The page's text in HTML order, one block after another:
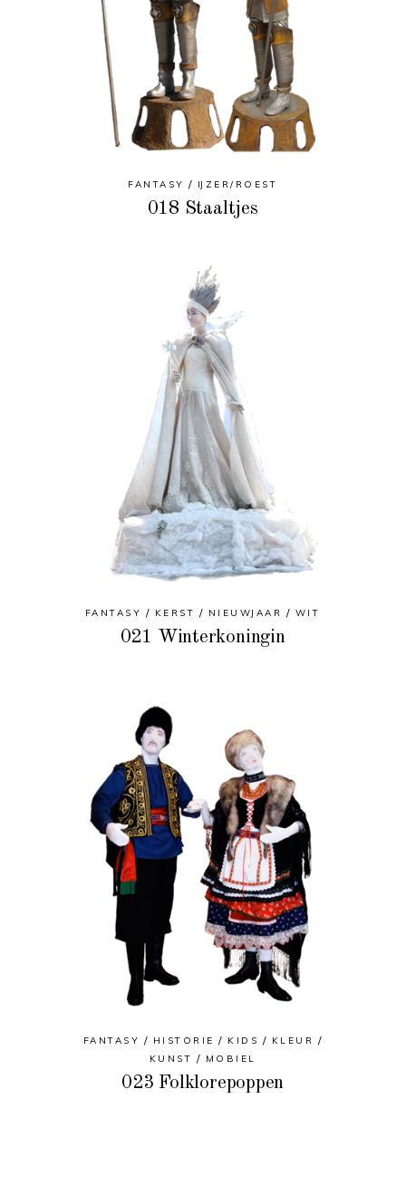
FANTASY IJZER/ROEST
018 Staaltjes
FANTASY KERST NIEUWJAAR WIT
021 Winterkoningin
FANTASY HISTORIE KIDS
KLEUR
KUNST
MOBIEL
023 Folklorepoppen